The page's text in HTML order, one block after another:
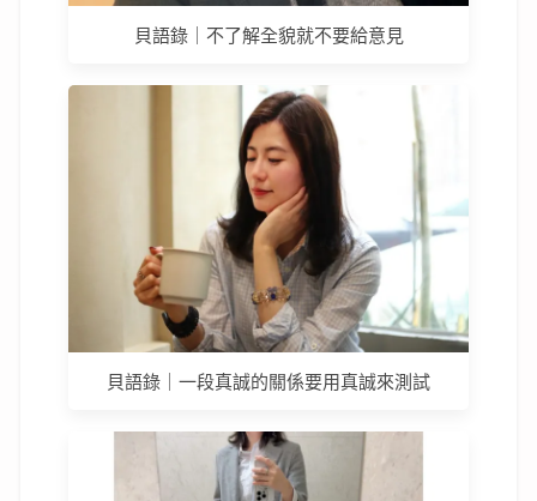
貝語錄｜不了解全貌就不要給意見
貝語錄｜一段真誠的關係要用真誠來測試